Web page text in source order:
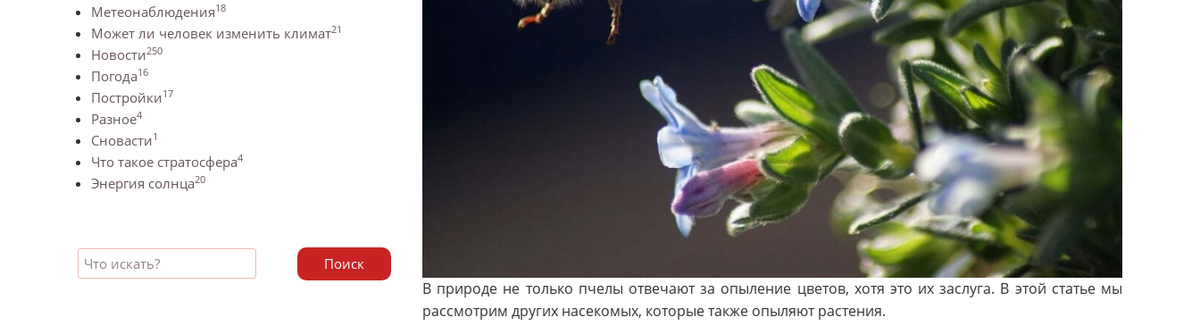
Метеонаблюдения18
Может ли человек изменить климат21
Новости250
Погода16
Постройки17
Разное4
Сновасти1
Что такое стратосфера4
Энергия солнца20
Поиск
В природе не только пчелы отвечают за опыление цветов, хотя это их заслуга. В этой статье мы
рассмотрим других насекомых, которые также опыляют растения.